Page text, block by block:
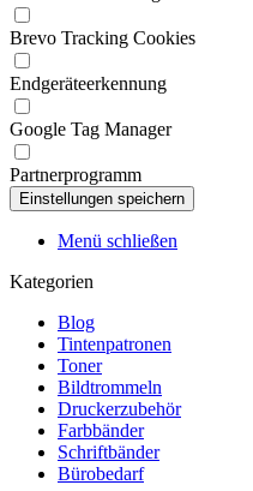
Brevo Tracking Cookies
Endgeräteerkennung
Google Tag Manager
Partnerprogramm
Menü schließen
Kategorien
Blog
Tintenpatronen
Toner
Bildtrommeln
Druckerzubehör
Farbbänder
Schriftbänder
Bürobedarf